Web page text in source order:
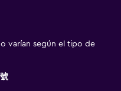
varían según el tipo de